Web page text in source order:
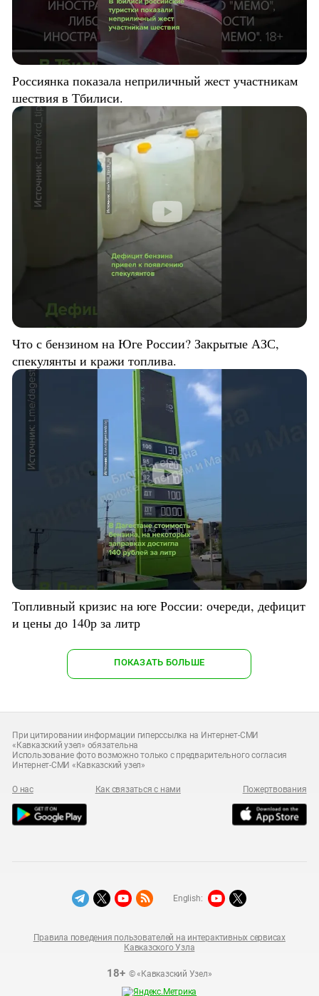
Россиянка показала неприличный жест участникам
шествия в Тбилиси.
Что с бензином на Юге России? Закрытые АЗС,
спекулянты и кражи топлива.
Топливный кризис на юге России: очереди, дефицит
и цены до 140р за литр
ПОКАЗАТЬ БОЛЬШЕ
При цитировании информации гиперссылка на Интернет-СМИ
«Кавказский узел» обязательна
Использование фото возможно только с предварительного согласия
Интернет-СМИ «Кавказский узел»
О нас Как связаться с нами Пожертвования
18+© «Кавказский Узел»
Правила поведения пользователей на интерактивных сервисах
Кавказского Узла
English: